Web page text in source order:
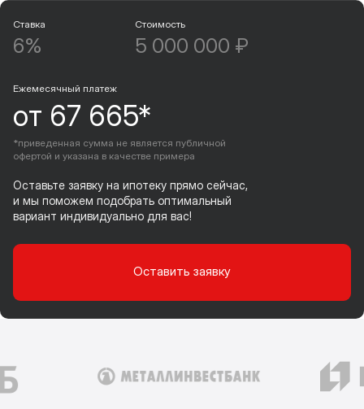
Ставка
6%
Стоимость
5 000 000 ₽
Ежемесячный платеж
от 67 665*
*приведенная сумма не является публичной
офертой и указана в качестве примера
Оставьте заявку на ипотеку прямо сейчас,
и мы поможем подобрать оптимальный
вариант индивидуально для вас!
Оставить заявку